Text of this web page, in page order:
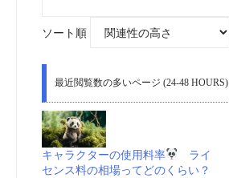
ソート順
最近閲覧数の多いページ (24-48 HOURS)
キャラクターの使用料率
ライ
センス料の相場ってどのくらい？